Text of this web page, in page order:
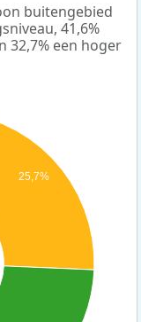
buitengebied
41,6%
32,7% een hoger
25,7%